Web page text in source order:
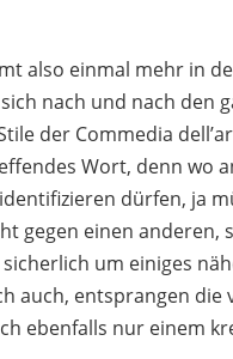
also einmal mehr in
nach und nach den
der Commedia
Wort, denn wo
dürfen, ja
gegen einen
um einiges
auch, entsprangen
ebenfalls nur einem